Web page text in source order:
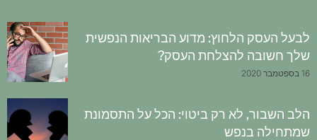
לבעל העסק הלחוץ: מדוע הבריאות הנפשית
שלך חשובה להצלחת העסק?
16 בספטמבר 2020
הלב השבור, לא רק ביטוי: הכל על התסמונת
שמתחילה בנפש